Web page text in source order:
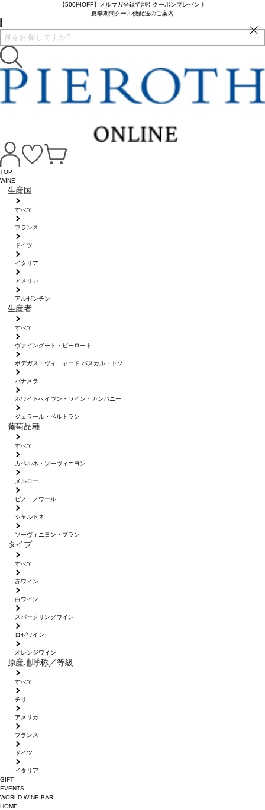
【500円OFF】メルマガ登録で割引クーポンプレゼント
夏季期間クール便配送のご案内
TOP
WINE
生産国
すべて
フランス
ドイツ
イタリア
アメリカ
アルゼンチン
生産者
すべて
ヴァイングート・ピーロート
ボデガス・ヴィニャード パスカル・トソ
パナメラ
ホワイトへイヴン・ワイン・カンパニー
ジェラール・ベルトラン
葡萄品種
すべて
カベルネ・ソーヴィニヨン
メルロー
ピノ・ノワール
シャルドネ
ソーヴィニヨン・ブラン
タイプ
すべて
赤ワイン
白ワイン
スパークリングワイン
ロゼワイン
オレンジワイン
原産地呼称／等級
すべて
チリ
アメリカ
フランス
ドイツ
イタリア
GIFT
EVENTS
WORLD WINE BAR
HOME